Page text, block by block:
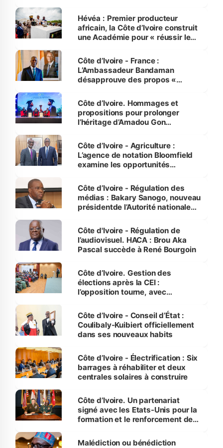
Hévéa : Premier producteur
africain, la Côte d’Ivoire construit
une Académie pour « réussir le
Koné)
Côte d’Ivoire - France :
L’Ambassadeur Bandaman
désapprouve des propos «
de Mélenchon
Côte d’Ivoire. Hommages et
propositions pour prolonger
l’héritage d’Amadou Gon
Côte d’Ivoire - Agriculture :
L’agence de notation Bloomfield
examine les opportunités
Côte d’Ivoire - Régulation des
médias : Bakary Sanogo, nouveau
présidentde l’Autorité nationale
Côte d'Ivoire - Régulation de
l’audiovisuel. HACA : Brou Aka
Pascal succède à René Bourgoin
Côte d’Ivoire. Gestion des
élections après la CEI :
l’opposition tourne, avec
piliers » de Mambé
Côte d’Ivoire - Conseil d’État :
Coulibaly-Kuibiert officiellement
dans ses nouveaux habits
Côte d’Ivoire - Électrification : Six
barrages à réhabiliter et deux
centrales solaires à construire
Côte d’Ivoire. Un partenariat
signé avec les Etats-Unis pour la
formation et le renforcement des
Malédiction ou bénédiction